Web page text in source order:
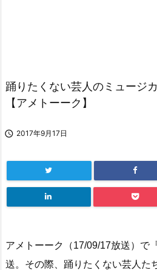
踊りたくない芸人のミュージ
【アメトーーク】
 2017年9月17日
アメトーーク（17/09/17放送）で
送。その際、踊りたくない芸人た